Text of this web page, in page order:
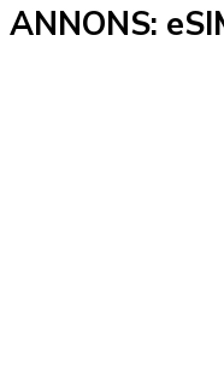
ANNONS: